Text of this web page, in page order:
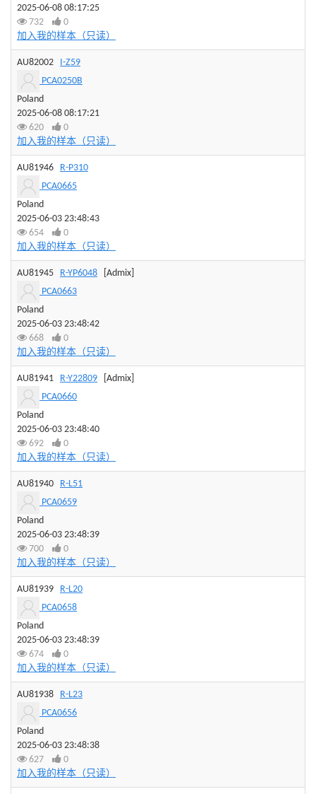
2025-06-08 08:17:25
732
0
加入我的样本（只读）
AU82002 I-Z59
PCA0250B
Poland
2025-06-08 08:17:21
620
0
加入我的样本（只读）
AU81946 R-P310
PCA0665
Poland
2025-06-03 23:48:43
654
0
加入我的样本（只读）
AU81945 R-YP6048 [Admix]
PCA0663
Poland
2025-06-03 23:48:42
668
0
加入我的样本（只读）
AU81941 R-Y22809 [Admix]
PCA0660
Poland
2025-06-03 23:48:40
692
0
加入我的样本（只读）
AU81940 R-L51
PCA0659
Poland
2025-06-03 23:48:39
700
0
加入我的样本（只读）
AU81939 R-L20
PCA0658
Poland
2025-06-03 23:48:39
674
0
加入我的样本（只读）
AU81938 R-L23
PCA0656
Poland
2025-06-03 23:48:38
627
0
加入我的样本（只读）